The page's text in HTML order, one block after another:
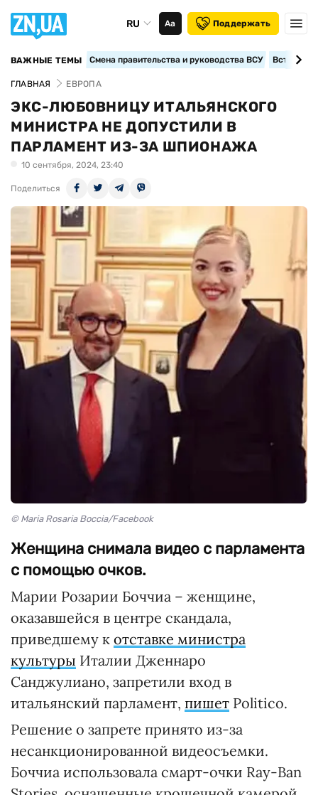
RU Аа Поддержать
ВАЖНЫЕ ТЕМЫ Смена правительства и руководства ВСУ
ГЛАВНАЯ ЕВРОПА
ЭКС-ЛЮБОВНИЦУ ИТАЛЬЯНСКОГО
МИНИСТРА НЕ ДОПУСТИЛИ В
ПАРЛАМЕНТ ИЗ-ЗА ШПИОНАЖА
10 сентября, 2024, 23:40
Поделиться
© Maria Rosaria Boccia/Facebook
Женщина снимала видео с парламента
с помощью очков.
Марии Розарии Боччиа – женщине,
оказавшейся в центре скандала,
приведшему к отставке министра
культуры Италии Дженнаро
Санджулиано, запретили вход в
итальянский парламент, пишет Politico.
Решение о запрете принято из-за
несанкционированной видеосъемки.
Боччиа использовала смарт-очки Ray-Ban